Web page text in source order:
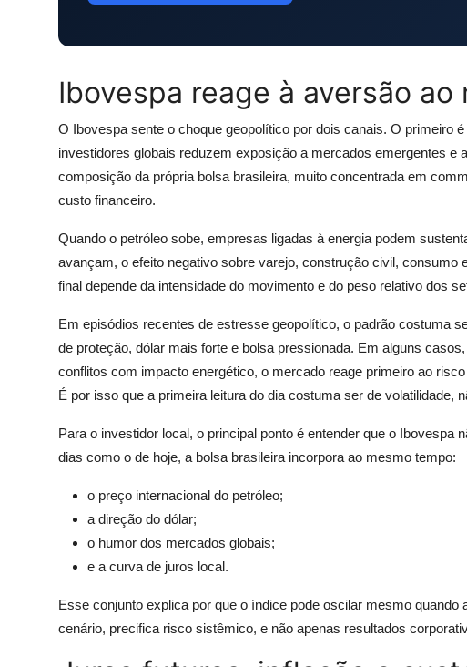
Ibovespa reage à aversão ao
O Ibovespa sente o choque geopolítico por dois canais. O primeiro
investidores globais reduzem exposição a mercados emergentes e
composição da própria bolsa brasileira, muito concentrada em
custo financeiro.
Quando o petróleo sobe, empresas ligadas à energia podem
avançam, o efeito negativo sobre varejo, construção civil,
final depende da intensidade do movimento e do peso relativo dos
Em episódios recentes de estresse geopolítico, o padrão costuma
de proteção, dólar mais forte e bolsa pressionada. Em alguns
conflitos com impacto energético, o mercado reage primeiro ao
É por isso que a primeira leitura do dia costuma ser de volatilidade,
Para o investidor local, o principal ponto é entender que o
dias como o de hoje, a bolsa brasileira incorpora ao mesmo tempo:
o preço internacional do petróleo;
a direção do dólar;
o humor dos mercados globais;
e a curva de juros local.
Esse conjunto explica por que o índice pode oscilar mesmo
cenário, precifica risco sistêmico, e não apenas resultados